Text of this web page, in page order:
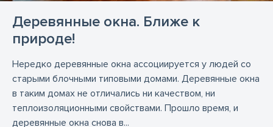
Деревянные окна. Ближе к
природе!
Нередко деревянные окна ассоциируется у людей со
старыми блочными типовыми домами. Деревянные окна
в таким домах не отличались ни качеством, ни
теплоизоляционными свойствами. Прошло время, и
деревянные окна снова в...